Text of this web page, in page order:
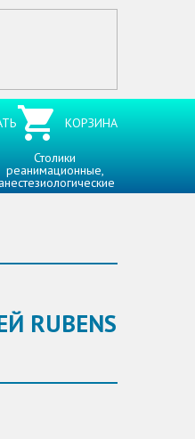
КОРЗИНА
Столики
реанимационные,
анестезиологические